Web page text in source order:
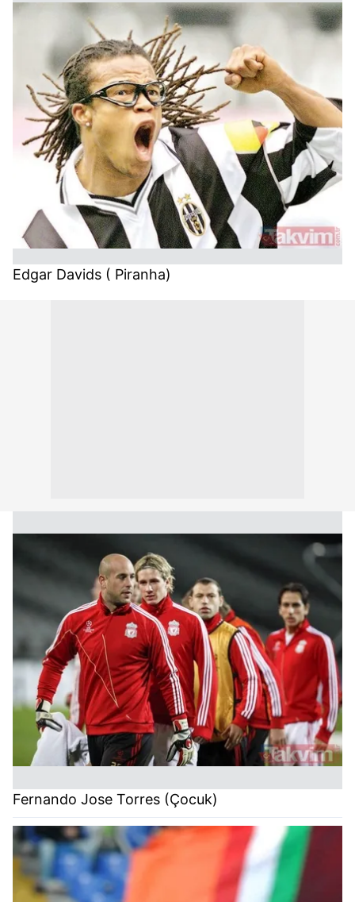
Edgar Davids ( Piranha)
Fernando Jose Torres (Çocuk)